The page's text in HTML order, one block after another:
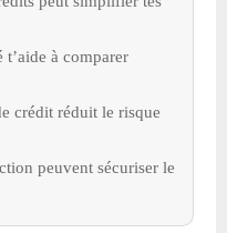
à comparer
crédit réduit le risque
peuvent sécuriser le